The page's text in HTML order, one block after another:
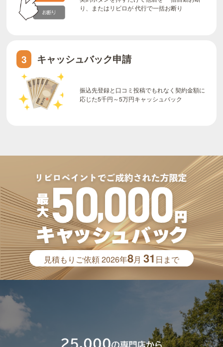
り、またはリビロが 代行で一括お断り
3 キャッシュバック申請
振込先登録と口コミ投稿でもれなく契約金額に
応じた5千円～5万円キャッシュバック
見積もりご依頼2026年8月31 日まで